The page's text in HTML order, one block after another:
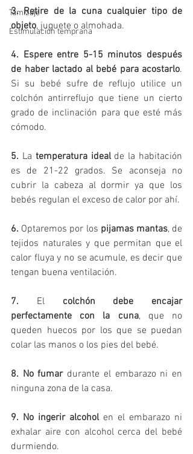
Tamizaje
Estimulación temprana
3. Retire de la cuna cualquier tipo de
objeto, juguete o almohada.
4. Espere entre 5-15 minutos después
de haber lactado al bebé para acostarlo.
Si su bebé sufre de reflujo utilice un
colchón antirreflujo que tiene un cierto
grado de inclinación para que esté más
cómodo.
5. La temperatura ideal de la habitación
es de 21-22 grados. Se aconseja no
cubrir la cabeza al dormir ya que los
bebés regulan el exceso de calor por ahí.
6. Optaremos por los pijamas mantas, de
tejidos naturales y que permitan que el
calor fluya y no se acumule, es decir que
tengan buena ventilación.
7. El colchón debe encajar
perfectamente con la cuna, que no
queden huecos por los que se puedan
colar las manos o los pies del bebé.
8. No fumar durante el embarazo ni en
ninguna zona de la casa.
9. No ingerir alcohol en el embarazo ni
exhalar aire con alcohol cerca del bebé
durmiendo.